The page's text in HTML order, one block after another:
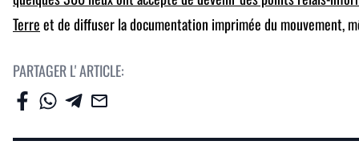
PARTAGER L' ARTICLE:
Terreet de diffuser la documentation imprimée du mouvement,